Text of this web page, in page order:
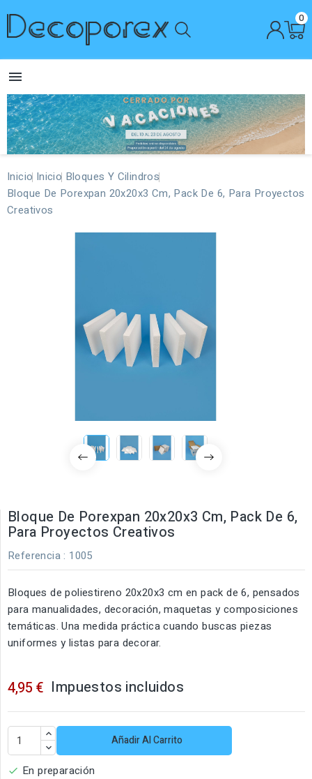
0

Inicio Inicio Bloques Y Cilindros
Bloque De Porexpan 20x20x3 Cm, Pack De 6, Para Proyectos
Creativos
Bloque De Porexpan 20x20x3 Cm, Pack De 6,
Para Proyectos Creativos
Referencia : 1005
Bloques de poliestireno 20x20x3 cm en pack de 6, pensados
para manualidades, decoración, maquetas y composiciones
temáticas. Una medida práctica cuando buscas piezas
uniformes y listas para decorar.
4,95 € Impuestos incluidos
Añadir Al Carrito
 En preparación